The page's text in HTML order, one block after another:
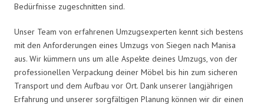
Bedürfnisse zugeschnitten sind.
Unser Team von erfahrenen Umzugsexperten kennt sich bestens
mit den Anforderungen eines Umzugs von Siegen nach Manisa
aus. Wir kümmern uns um alle Aspekte deines Umzugs, von der
professionellen Verpackung deiner Möbel bis hin zum sicheren
Transport und dem Aufbau vor Ort. Dank unserer langjährigen
Erfahrung und unserer sorgfältigen Planung können wir dir einen